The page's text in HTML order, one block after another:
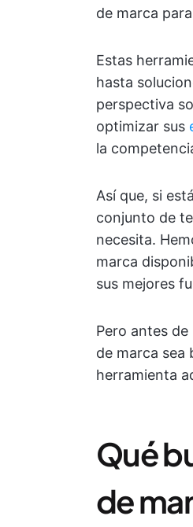
de marca
Estas
hasta
perspectiva
optimizar sus
la
Así que, si
conjunto de
necesita.
marca
sus mejores
Pero antes
de marca sea
herramienta
Qué
de